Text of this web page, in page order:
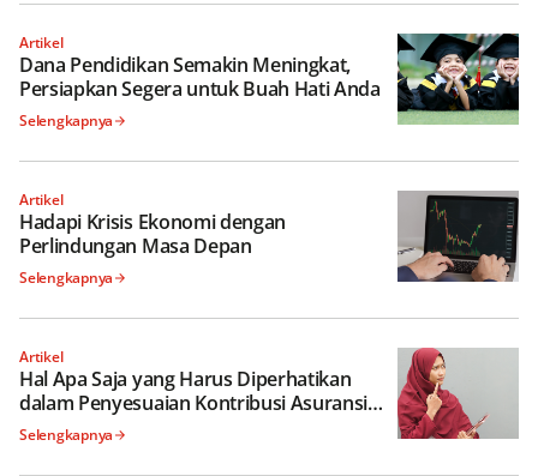
Artikel
Dana Pendidikan Semakin Meningkat,
Persiapkan Segera untuk Buah Hati Anda
Selengkapnya
Artikel
Hadapi Krisis Ekonomi dengan
Perlindungan Masa Depan
Selengkapnya
Artikel
Hal Apa Saja yang Harus Diperhatikan
dalam Penyesuaian Kontribusi Asuransi
Jiwa Syariah?
Selengkapnya